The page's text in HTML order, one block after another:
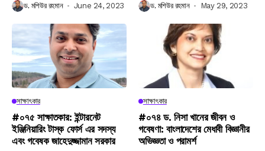
ড. মশিউর রহমান June 24, 2023 ড. মশিউর রহমান May 29, 2023
সাক্ষাৎকার
#০৭৫ সাক্ষাতকার: ইন্টারনেট
ইঞ্জিনিয়ারিং টাস্ক ফোর্স এর সদস্য
এবং গবেষক জাহেদুজ্জামান সরকার
সাক্ষাৎকার
#০৭৪ ড. নিসা খানের জীবন ও
গবেষণা: বাংলাদেশের মেধাবী বিজ্ঞানীর
অভিজ্ঞতা ও পরামর্শ